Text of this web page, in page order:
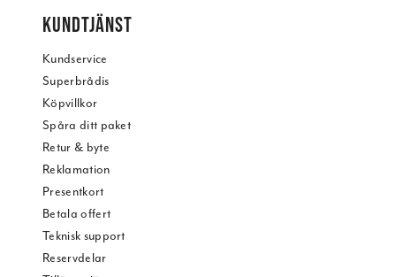
KUNDTJÄNST
Kundservice
Superbrådis
Köpvillkor
Spåra ditt paket
Retur & byte
Reklamation
Presentkort
Betala offert
Teknisk support
Reservdelar